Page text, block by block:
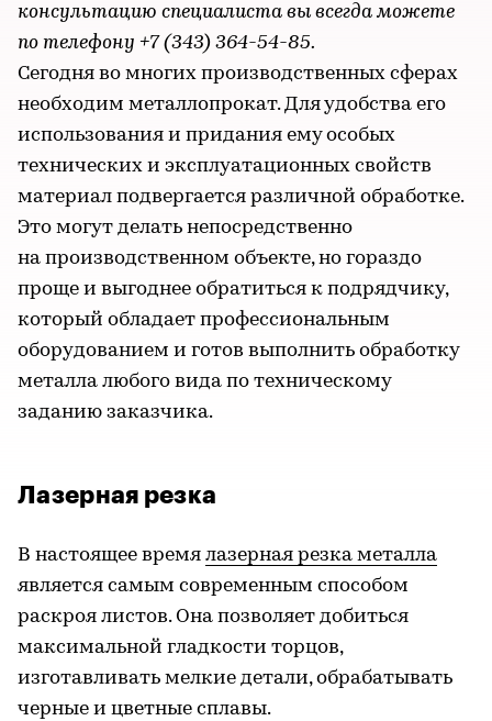
консультацию специалиста вы всегда можете
по телефону +7 (343) 364-54-85.
Сегодня во многих производственных сферах
необходим металлопрокат. Для удобства его
использования и придания ему особых
технических и эксплуатационных свойств
материал подвергается различной обработке.
Это могут делать непосредственно
на производственном объекте, но гораздо
проще и выгоднее обратиться к подрядчику,
который обладает профессиональным
оборудованием и готов выполнить обработку
металла любого вида по техническому
заданию заказчика.
Лазерная резка
В настоящее время лазерная резка металла
является самым современным способом
раскроя листов. Она позволяет добиться
максимальной гладкости торцов,
изготавливать мелкие детали, обрабатывать
черные и цветные сплавы.